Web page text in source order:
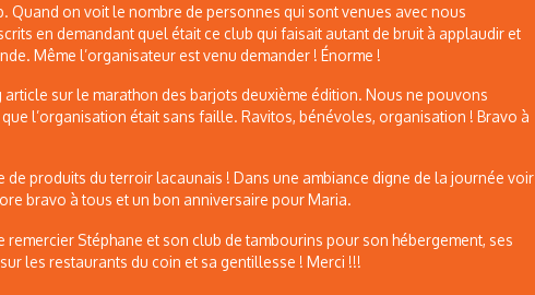
Quand on voit le nombre de personnes qui sont venues avec nous
en demandant quel était ce club qui faisait autant de bruit à applaudir et
Même l’organisateur est venu demander ! Énorme !
sur le marathon des barjots deuxième édition. Nous ne pouvons
l’organisation était sans faille. Ravitos, bénévoles, organisation ! Bravo à
de produits du terroir lacaunais ! Dans une ambiance digne de la journée voir
bravo à tous et un bon anniversaire pour Maria.
remercier Stéphane et son club de tambourins pour son hébergement, ses
les restaurants du coin et sa gentillesse ! Merci !!!